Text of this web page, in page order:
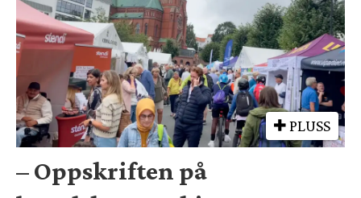
PLUSS
– Oppskriften på